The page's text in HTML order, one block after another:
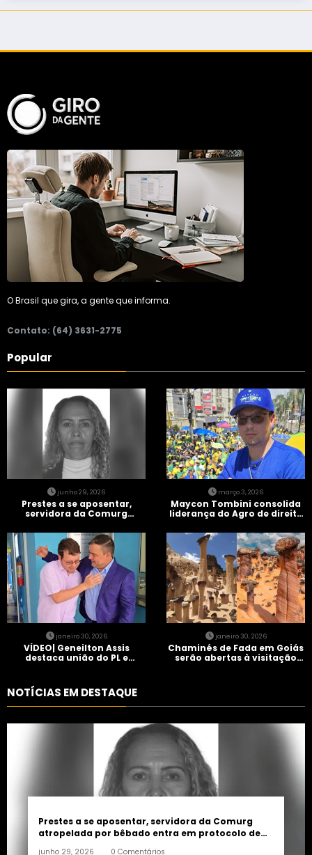
Maycon Tombini em Jataí
O Brasil que gira, a gente que informa.
Contato: (64) 3631-2775
Popular
junho 29, 2026
Prestes a se aposentar,
servidora da Comurg
entra em protocolo de
morte encefálica
março 3, 2026
Maycon Tombini consolida
liderança do Agro de direita
Brasil” em Goiânia
janeiro 30, 2026
VÍDEO| Geneilton Assis
destaca união do PL e
janeiro 30, 2026
Chaminés de Fada em Goiás
serão abertas à visitação
NOTÍCIAS EM DESTAQUE
Prestes a se aposentar, servidora da Comurg
atropelada por bêbado entra em protocolo de
junho 29, 2026 0 Comentários